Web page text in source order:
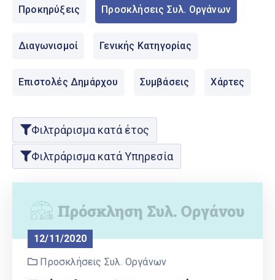
Προκηρύξεις Προσκλήσεις Συλ. Οργάνων
Διαγωνισμοί Γενικής Κατηγορίας
Επιστολές Δημάρχου Συμβάσεις Χάρτες
Φιλτράρισμα κατά έτος
Φιλτράρισμα κατά Υπηρεσία
12/11/2020
Προσκλήσεις Συλ. Οργάνων